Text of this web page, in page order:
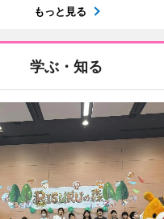
もっと見る
学ぶ・知る